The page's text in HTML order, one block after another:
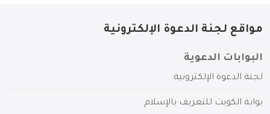
مواقع لجنة الدعوة الإلكترونية
البوابات الدعوية
لجنة الدعوة الإلكترونية
بوابة الكويت للتعريف بالإسلام